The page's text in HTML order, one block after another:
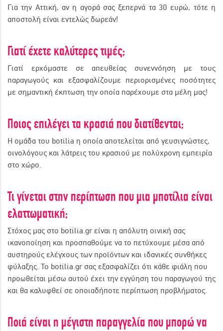
Για την Αττική, αν η αγορά σας ξεπερνά τα 30 ευρώ, τότε η
αποστολή είναι εντελώς δωρεάν!
Γιατί έχετε καλύτερες τιμές;
Γιατί ερχόμαστε σε απευθείας συνεννόηση με τους
παραγωγούς και εξασφαλίζουμε περιορισμένες ποσότητες
με σημαντική έκπτωση την οποία παρέχουμε στα μέλη μας!
Ποιος επιλέγει τα κρασιά που διατίθενται;
Η ομάδα του botilia η οποία αποτελείται από γευσιγνώστες,
οινολόγους και λάτρεις του κρασιού με πολύχρονη εμπειρία
στο χώρο.
Τι γίνεται στην περίπτωση που μια μποτίλια είναι
ελαττωματική;
Στόχος μας στο botilia.gr είναι η απόλυτη οινική σας
ικανοποίηση και προσπαθούμε να το πετύχουμε μέσα από
αυστηρούς ελέγχους των προϊόντων και ιδανικές συνθήκες
φύλαξης. Το botilia.gr σας εξασφαλίζει ότι κάθε φιάλη που
προωθείται μέσω αυτού έχει την εγγύηση του παραγωγού της
και θα καλυφθεί σε οποιαδήποτε περίπτωση προβλήματος.
Ποιά είναι η μέγιστη παραγγελία που μπορώ να